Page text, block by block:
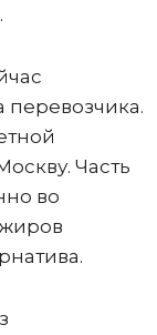
перевозчика.
Часть
во